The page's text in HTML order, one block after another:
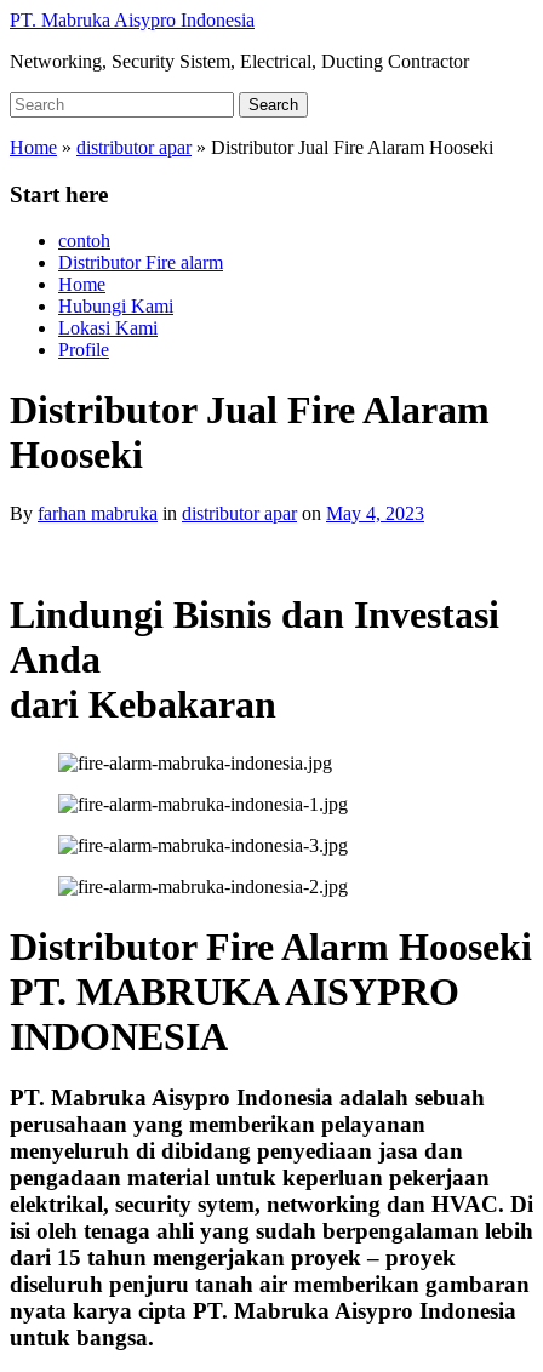
Skip
main
PT. Mabruka Aisypro Indonesia
Networking, Security Sistem, Electrical, Ducting Contractor
Search
for:
Search
Home » distributor apar» Distributor Jual Fire Alaram Hooseki
Start here
contoh
Distributor Fire alarm
Home
Hubungi Kami
Lokasi Kami
Profile
Distributor Jual Fire Alaram
Hooseki
By farhan mabruka in distributor aparon May 4, 2023
Lindungi Bisnis dan Investasi
Anda
dari Kebakaran
Distributor Fire Alarm Hooseki
PT. MABRUKA AISYPRO
INDONESIA
PT. Mabruka Aisypro Indonesia adalah sebuah
perusahaan yang memberikan pelayanan
menyeluruh di dibidang penyediaan jasa dan
pengadaan material untuk keperluan pekerjaan
elektrikal, security sytem, networking dan HVAC. Di
isi oleh tenaga ahli yang sudah berpengalaman lebih
dari 15 tahun mengerjakan proyek – proyek
diseluruh penjuru tanah air memberikan gambaran
nyata karya cipta PT. Mabruka Aisypro Indonesia
untuk bangsa.